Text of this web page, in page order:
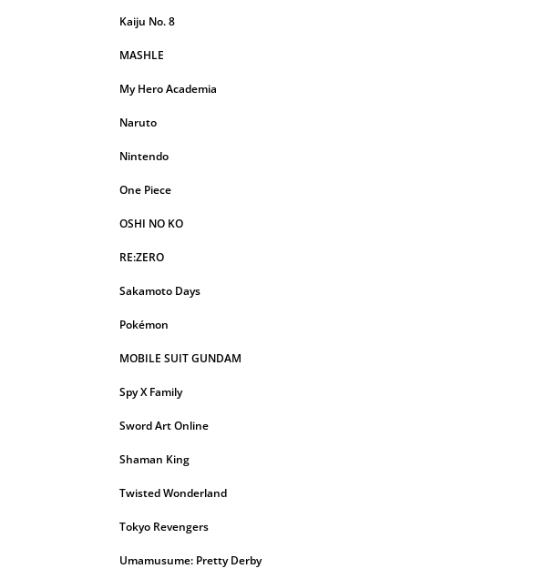
Kaiju No. 8
MASHLE
My Hero Academia
Naruto
Nintendo
One Piece
OSHI NO KO
RE:ZERO
Sakamoto Days
Pokémon
MOBILE SUIT GUNDAM
Spy X Family
Sword Art Online
Shaman King
Twisted Wonderland
Tokyo Revengers
Umamusume: Pretty Derby